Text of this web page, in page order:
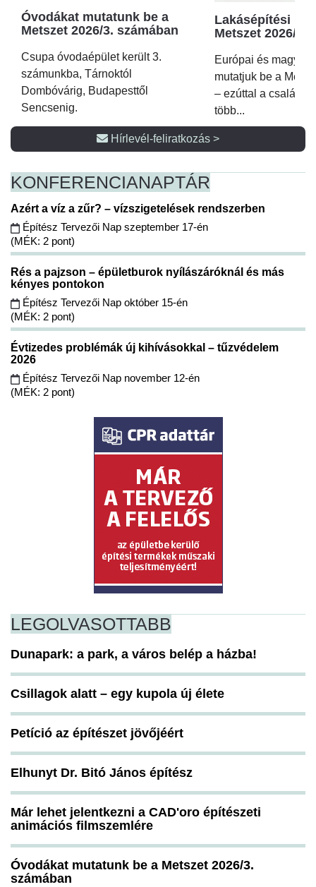
Óvodákat mutatunk be a
Metszet 2026/3. számában
Csupa óvodaépület került 3.
számunkba, Tárnoktól
Dombóvárig, Budapesttől
Sencsenig.
Lakásépítési
Metszet 2026/2.
Európai és magyar
mutatjuk be a
– ezúttal a családi
több...
Hírlevél-feliratkozás >
KONFERENCIANAPTÁR
Azért a víz a zűr? – vízszigetelések rendszerben
Építész Tervezői Nap szeptember 17-én
(MÉK: 2 pont)
Rés a pajzson – épületburok nyílászáróknál és más
kényes pontokon
Építész Tervezői Nap október 15-én
(MÉK: 2 pont)
Évtizedes problémák új kihívásokkal – tűzvédelem
2026
Építész Tervezői Nap november 12-én
(MÉK: 2 pont)
LEGOLVASOTTABB
Dunapark: a park, a város belép a házba!
Csillagok alatt – egy kupola új élete
Petíció az építészet jövőjéért
Elhunyt Dr. Bitó János építész
Már lehet jelentkezni a CAD'oro építészeti
animációs filmszemlére
Óvodákat mutatunk be a Metszet 2026/3.
számában